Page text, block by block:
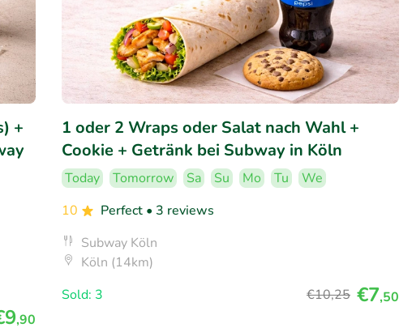
+
,90
1 oder 2 Wraps oder Salat nach Wahl +
Cookie + Getränk bei Subway in Köln
Today Tomorrow Sa Su Mo Tu
We
10
Perfect • 3 reviews
Subway Köln
Köln (14km)
Sold: 3
€10,25 €7,50